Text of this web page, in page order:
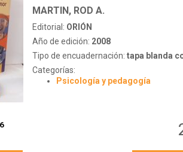
MARTIN, ROD A.
Editorial: ORIÓN
Año de edición: 2008
Tipo de encuadernación: tapa blanda
Categorías:
Psicología y pedagogía